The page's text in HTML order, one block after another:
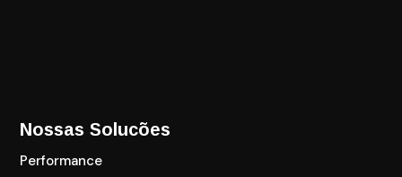
Nossas Solucões
Performance